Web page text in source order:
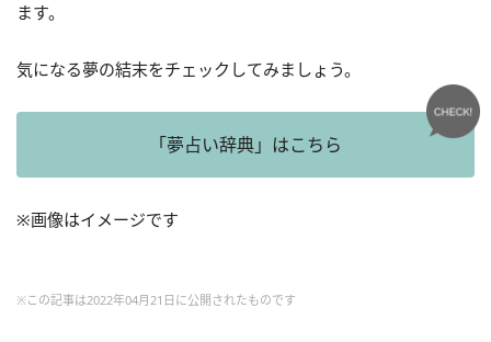
ます。
気になる夢の結末をチェックしてみましょう。
「夢占い辞典」はこちら
※画像はイメージです
※この記事は2022年04月21日に公開されたものです